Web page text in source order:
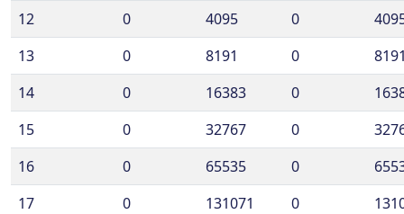
12
0 4095 0
13
0 8191 0
14
0 16383 0
15
0 32767 0
16
0 65535 0
17
0 131071 0